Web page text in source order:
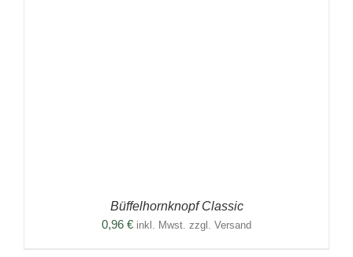
Büffelhornknopf Classic
0,96 € inkl. Mwst. zzgl. Versand